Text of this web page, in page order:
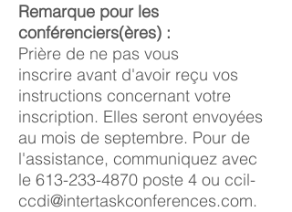
Remarque pour les
conférenciers(ères) :
Prière de ne pas vous
inscrire avant d'avoir reçu vos
instructions concernant votre
inscription. Elles seront envoyées
au mois de septembre. Pour de
l'assistance, communiquez avec
le 613-233-4870 poste 4 ou ccil-
ccdi@intertaskconferences.com.